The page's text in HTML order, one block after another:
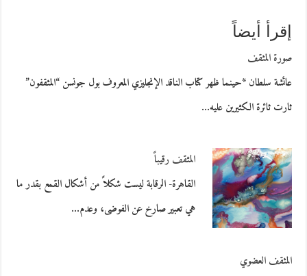
إقرأ أيضاً
صورة المثقف
عائشة سلطان *حينما ظهر كتاب الناقد الإنجليزي المعروف بول جونسن “المثقفون”
ثارت ثائرة الكثيرين عليه…
المثقف رقيباً
القاهرة- الرقابة ليست شكلاً من أشكال القمع بقدر ما
هي تعبير صارخ عن الفوضى، وعدم…
المثقف العضوي